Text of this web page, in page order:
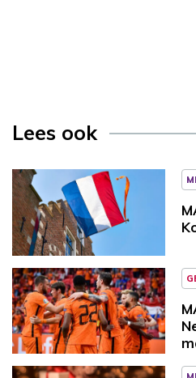
Lees ook